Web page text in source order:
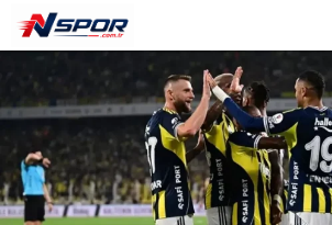
Dinamo Zagreb’in muhtemel 11’i belli